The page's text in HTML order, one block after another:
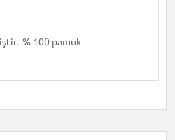
% 100 pamuk